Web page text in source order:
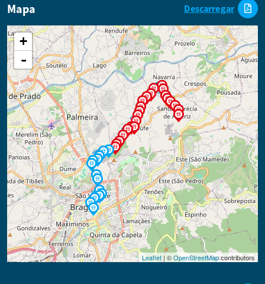
0631
0632 Senhor Socorro IV (Ortigueira)
0634 Senhor Socorro V (Limite 1/2)
0636 Imac Conceição I (Alminhas)
0638 Imac Conceição II (Outeiro)
0640 Imac Conceição III
0642 Imac Conceição IV (Eira Velha)
0644
Imac Conceição V
0646 Imac Conceição VI (Junta)
0648 Imac Conceição VII
2202 15 de Agosto III
2204 15 de Agosto II
0729 15 de Agosto
Mapa Descarregar
+
-
Leaflet | ©OpenStreetMapcontributors